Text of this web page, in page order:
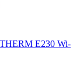
E230 Wi-